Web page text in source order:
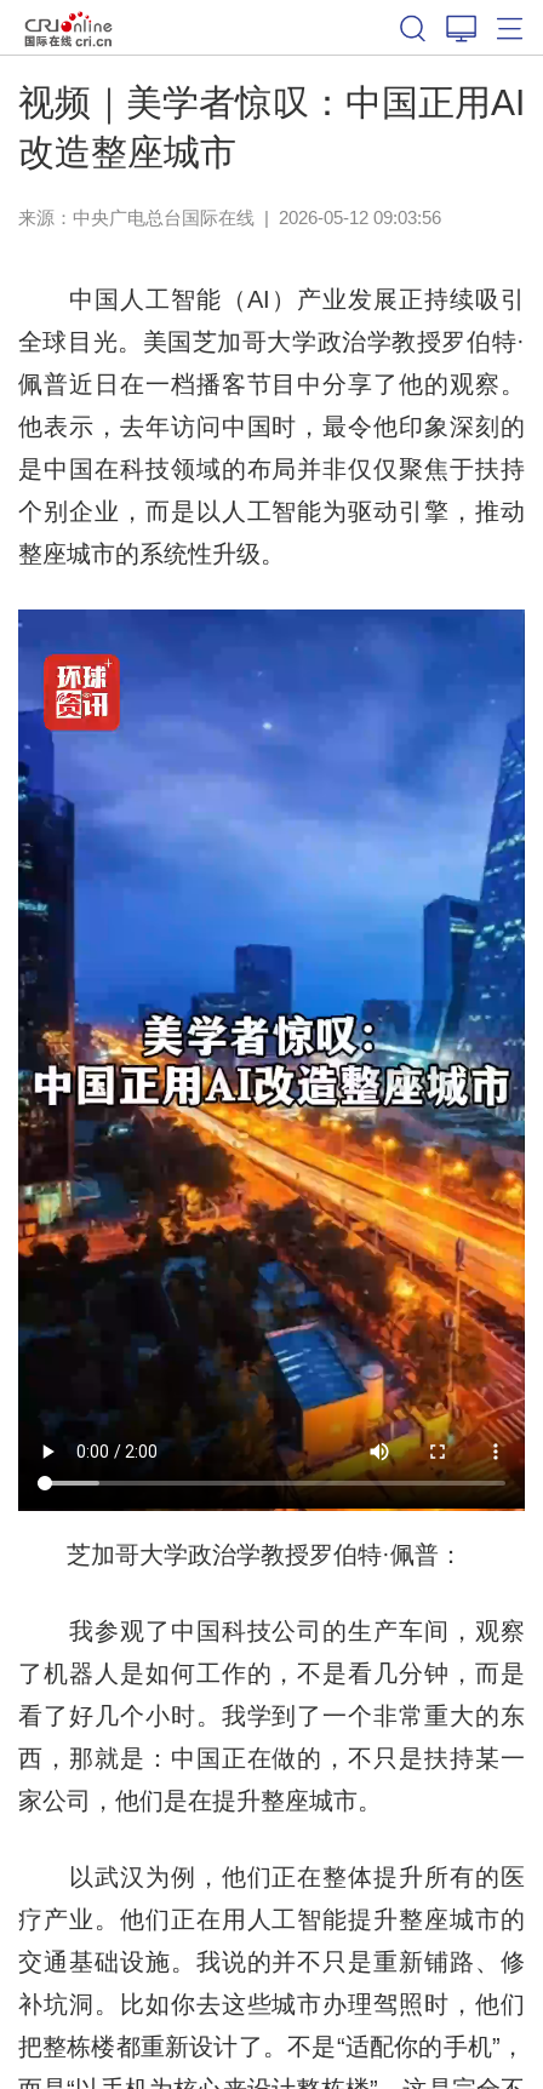
视频｜美学者惊叹：中国正用AI
改造整座城市
来源：中央广电总台国际在线| 2026-05-12 09:03:56
中国人工智能（AI）产业发展正持续吸引
全球目光。美国芝加哥大学政治学教授罗伯特·
佩普近日在一档播客节目中分享了他的观察。
他表示，去年访问中国时，最令他印象深刻的
是中国在科技领域的布局并非仅仅聚焦于扶持
个别企业，而是以人工智能为驱动引擎，推动
整座城市的系统性升级。
芝加哥大学政治学教授罗伯特·佩普：
我参观了中国科技公司的生产车间，观察
了机器人是如何工作的，不是看几分钟，而是
看了好几个小时。我学到了一个非常重大的东
西，那就是：中国正在做的，不只是扶持某一
家公司，他们是在提升整座城市。
以武汉为例，他们正在整体提升所有的医
疗产业。他们正在用人工智能提升整座城市的
交通基础设施。我说的并不只是重新铺路、修
补坑洞。比如你去这些城市办理驾照时，他们
把整栋楼都重新设计了。不是“适配你的手机”，